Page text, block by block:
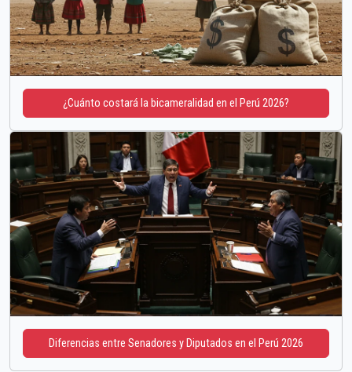
¿Cuánto costará la bicameralidad en el Perú 2026?
Diferencias entre Senadores y Diputados en el Perú 2026